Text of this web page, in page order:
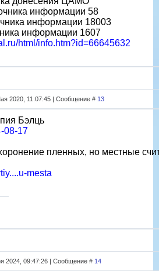
информации 58
информации 18003
информации 1607
html/info.htm?id=66645632
2020, 11:07:45 | Сообщение # 13
Бэлць
08-17
пленных, но местные
mesta
2024, 09:47:26 | Сообщение # 14